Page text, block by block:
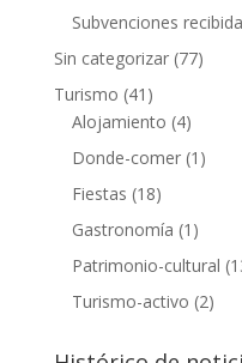
Subvenciones
Sin categorizar(77)
Turismo (41)
Alojamiento (4)
Donde-comer(1)
Fiestas (18)
Gastronomía (1)
Patrimonio-cultural
Turismo-activo (2)